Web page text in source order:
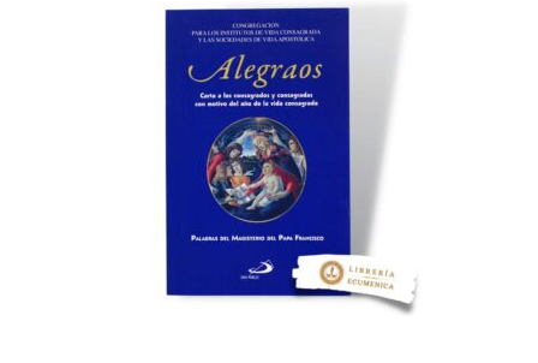
Política de privacidad